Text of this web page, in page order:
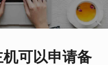
可以申请备